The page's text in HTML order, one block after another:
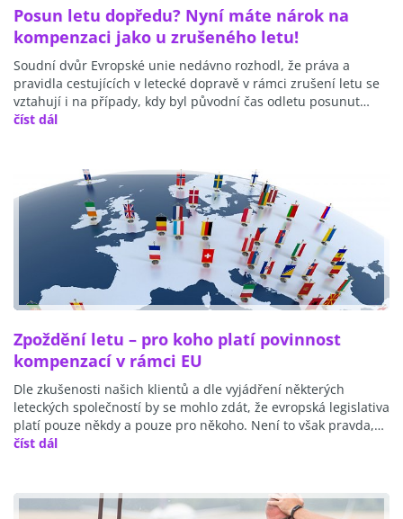
Posun letu dopředu? Nyní máte nárok na
kompenzaci jako u zrušeného letu!
Soudní dvůr Evropské unie nedávno rozhodl, že práva a
pravidla cestujících v letecké dopravě v rámci zrušení letu se
vztahují i na případy, kdy byl původní čas odletu posunut…
číst dál
Zpoždění letu – pro koho platí povinnost
kompenzací v rámci EU
Dle zkušenosti našich klientů a dle vyjádření některých
leteckých společností by se mohlo zdát, že evropská legislativa
platí pouze někdy a pouze pro někoho. Není to však pravda,…
číst dál